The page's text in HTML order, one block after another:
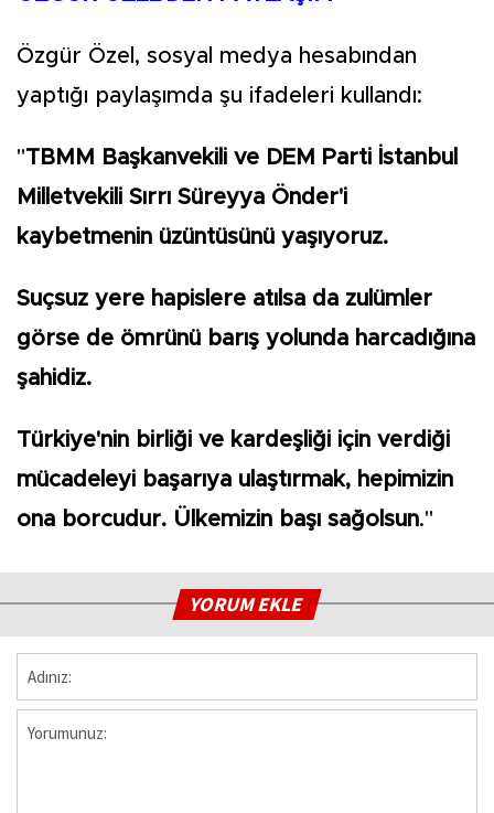
Özgür Özel, sosyal medya hesabından
yaptığı paylaşımda şu ifadeleri kullandı:
"TBMM Başkanvekili ve DEM Parti İstanbul
Milletvekili Sırrı Süreyya Önder'i
kaybetmenin üzüntüsünü yaşıyoruz.
Suçsuz yere hapislere atılsa da zulümler
görse de ömrünü barış yolunda harcadığına
şahidiz.
Türkiye'nin birliği ve kardeşliği için verdiği
mücadeleyi başarıya ulaştırmak, hepimizin
ona borcudur. Ülkemizin başı sağolsun."
YORUM EKLE